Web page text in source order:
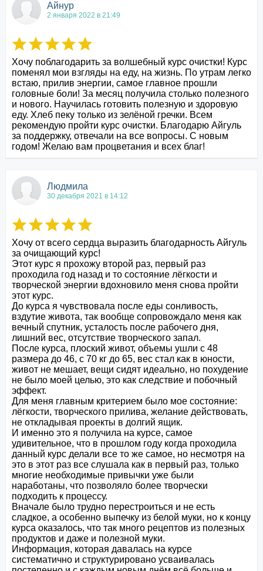
Айнур
2 января 2022 в 21:49
Хочу поблагодарить за волшебный курс очистки! Курс
поменял мои взгляды на еду, на жизнь. По утрам легко
встаю, прилив энергии, самое главное прошли
головные боли! За месяц получила столько полезного
и нового. Научилась готовить полезную и здоровую
еду. Хлеб пеку только из зелёной гречки. Всем
рекомендую пройти курс очистки. Благодарю Айгуль
за поддержку, отвечали на все вопросы. С новым
годом! Желаю вам процветания и всех благ!
Людмила
30 декабря 2021 в 14:12
Хочу от всего сердца выразить благодарность Айгуль
за очищающий курс!
Этот курс я прохожу второй раз, первый раз
проходила год назад и то состояние лёгкости и
творческой энергии вдохновило меня снова пройти
этот курс.
До курса я чувствовала после еды сонливость,
вздутие живота, так вообще сопровождало меня как
вечный спутник, усталость после рабочего дня,
лишний вес, отсутствие творческого запал.
После курса, плоский живот, объемы ушли с 48
размера до 46, с 70 кг до 65, вес стал как в юности,
живот не мешает, вещи сидят идеально, но похудение
не было моей целью, это как следствие и побочный
эффект.
Для меня главным критерием было мое состояние:
лёгкости, творческого прилива, желание действовать,
не откладывая проекты в долгий ящик.
И именно это я получила на курсе, самое
удивительное, что в прошлом году когда проходила
данный курс делали все то же самое, но несмотря на
это в этот раз все слушала как в первый раз, только
многие необходимые привычки уже были
наработаны, что позволяло более творчески
подходить к процессу.
Вначале было трудно перестроиться и не есть
сладкое, а особенно выпечку из белой муки, но к концу
курса оказалось, что так много рецептов из полезных
продуктов и даже и полезной муки.
Информация, которая давалась на курсе
систематично и структурировано усваивалась